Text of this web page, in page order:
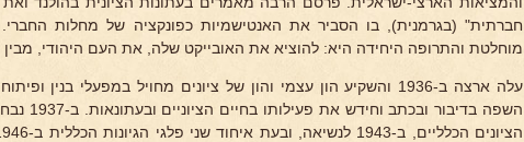
חברתית" (בגרמנית), בו הסביר את האנטישמיות כפונקציה של מחלות
מוחלטת והתרופה היחידה היא: להוציא את האובייקט שלה, את העם היהודי, מבין
עלה ארצה ב-1936 והשקיע הון עצמי והון של ציונים מחויל במפעלי
השפה